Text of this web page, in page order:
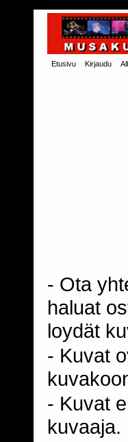
Etusivu Kirjaudu
- Ota
haluat
loydät
- Kuvat
- Kuvat
kuvaaja.